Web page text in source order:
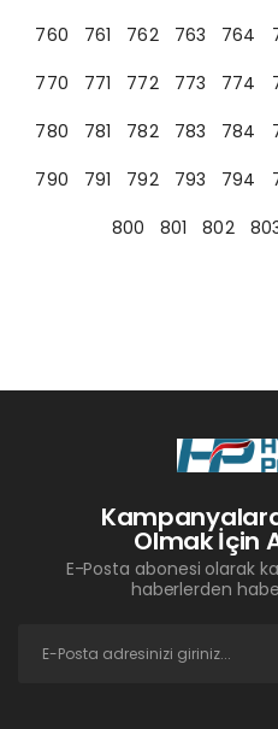
760
761 762 763 764
770
771 772 773 774
780
781 782 783 784
790
791 792 793 794
800
801 802
Olmak İçin
E-Posta abonesi olarak
haberlerden